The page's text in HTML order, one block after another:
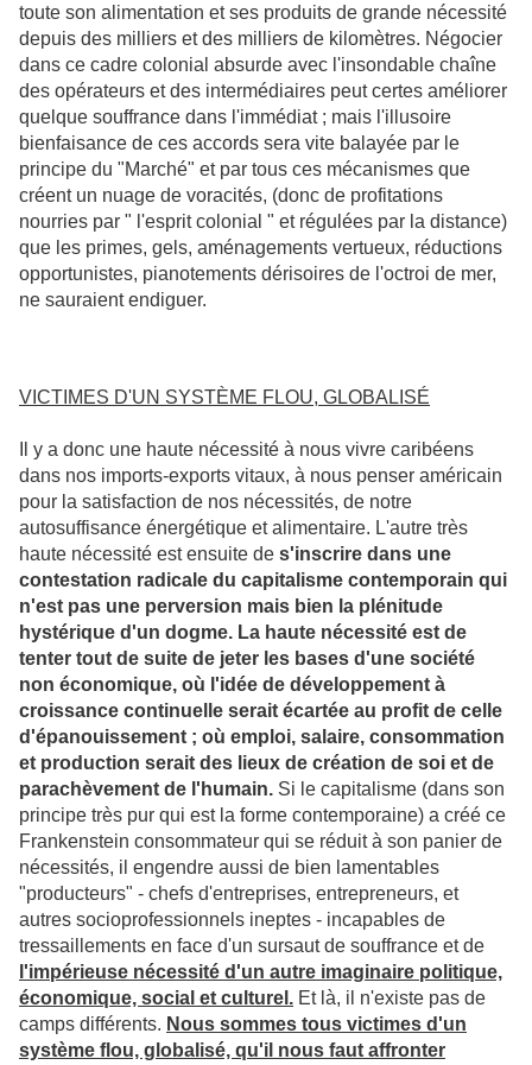
toute son alimentation et ses produits de grande nécessité
depuis des milliers et des milliers de kilomètres. Négocier
dans ce cadre colonial absurde avec l'insondable chaîne
des opérateurs et des intermédiaires peut certes améliorer
quelque souffrance dans l'immédiat ; mais l'illusoire
bienfaisance de ces accords sera vite balayée par le
principe du "Marché" et par tous ces mécanismes que
créent un nuage de voracités, (donc de profitations
nourries par " l'esprit colonial " et régulées par la distance)
que les primes, gels, aménagements vertueux, réductions
opportunistes, pianotements dérisoires de l'octroi de mer,
ne sauraient endiguer.
VICTIMES D'UN SYSTÈME FLOU, GLOBALISÉ
Il y a donc une haute nécessité à nous vivre caribéens
dans nos imports-exports vitaux, à nous penser américain
pour la satisfaction de nos nécessités, de notre
autosuffisance énergétique et alimentaire. L'autre très
haute nécessité est ensuite de s'inscrire dans une
contestation radicale du capitalisme contemporain qui
n'est pas une perversion mais bien la plénitude
hystérique d'un dogme. La haute nécessité est de
tenter tout de suite de jeter les bases d'une société
non économique, où l'idée de développement à
croissance continuelle serait écartée au profit de celle
d'épanouissement ; où emploi, salaire, consommation
et production serait des lieux de création de soi et de
parachèvement de l'humain. Si le capitalisme (dans son
principe très pur qui est la forme contemporaine) a créé ce
Frankenstein consommateur qui se réduit à son panier de
nécessités, il engendre aussi de bien lamentables
"producteurs" - chefs d'entreprises, entrepreneurs, et
autres socioprofessionnels ineptes - incapables de
tressaillements en face d'un sursaut de souffrance et de
l'impérieuse nécessité d'un autre imaginaire politique,
économique, social et culturel. Et là, il n'existe pas de
camps différents. Nous sommes tous victimes d'un
système flou, globalisé, qu'il nous faut affronter